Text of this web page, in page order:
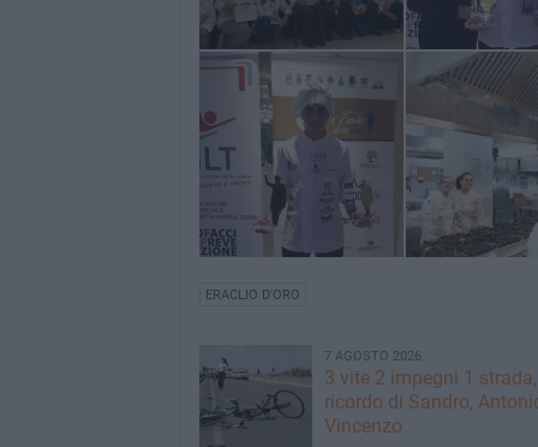
ERACLIO D'ORO
7 AGOSTO 2026
3 vite 2 impegni 1
ricordo di Sandro,
Vincenzo